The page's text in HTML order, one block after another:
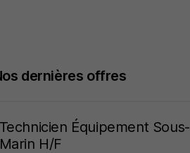
dernières offres
Technicien Équipement Sous-
Marin H/F